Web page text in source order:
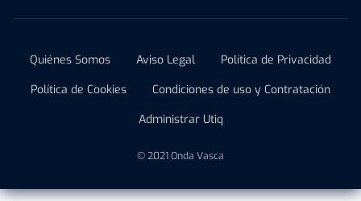
Quiénes Somos Aviso Legal
Política de Privacidad
Política de Cookies
Condiciones de uso y Contratación
Administrar Utiq
© 2021 Onda Vasca